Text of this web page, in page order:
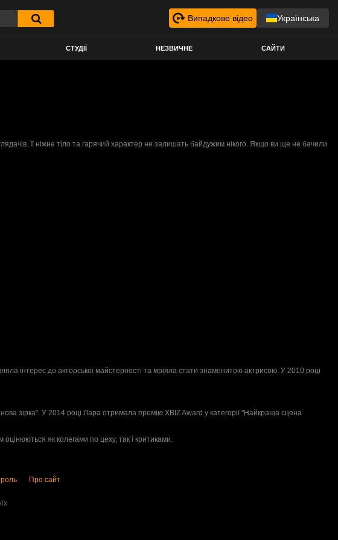
Випадкове відео Українська
СТУДІЇ НЕЗВИЧНЕ САЙТИ
Її ніжне тіло та гарячий характер не залишать байдужим нікого. Якщо ви ще не бачили
інтерес до акторської майстерності та мріяла стати знаменитою актрисою. У 2010 році
зірка". У 2014 році Лара отримала премію XBIZ Award у категорії "Найкраща сцена
як колегами по цеху, так і критиками.
Про сайт